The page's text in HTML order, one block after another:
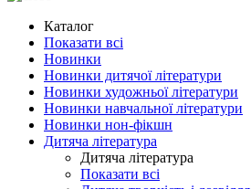
Каталог
Показати всі
Новинки
Новинки дитячої літератури
Новинки художньої літератури
Новинки навчальної літератури
Новинки нон-фікшн
Дитяча література
Дитяча література
Показати всі